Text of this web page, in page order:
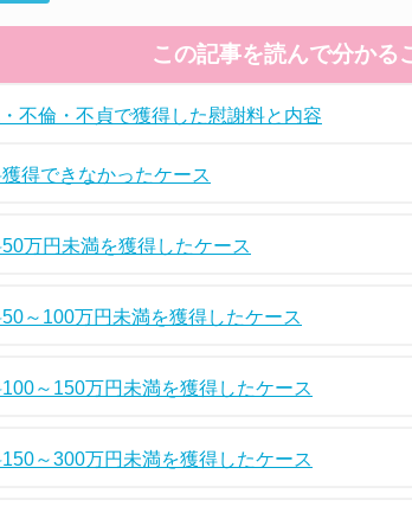
この記事を読んで分かる
不倫・不貞で獲得した慰謝料と内容
得できなかったケース
万円未満を獲得したケース
～100万円未満を獲得したケース
～150万円未満を獲得したケース
～300万円未満を獲得したケース